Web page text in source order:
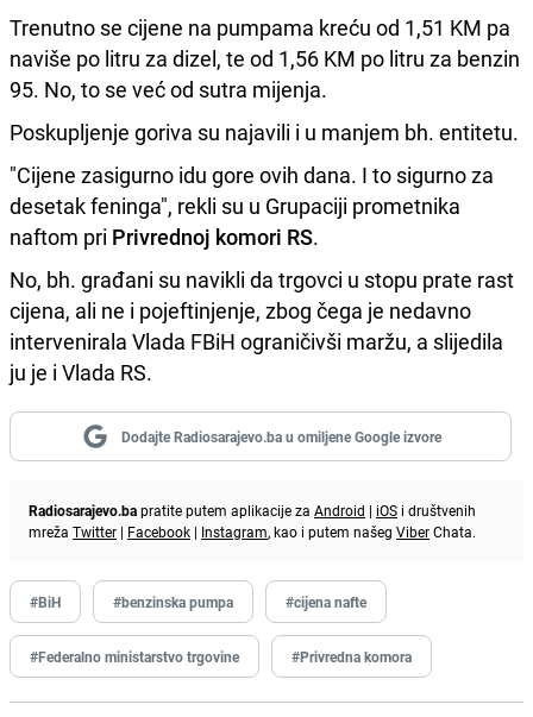
Trenutno se cijene na pumpama kreću od 1,51 KM pa
naviše po litru za dizel, te od 1,56 KM po litru za benzin
95. No, to se već od sutra mijenja.
Poskupljenje goriva su najavili i u manjem bh. entitetu.
"Cijene zasigurno idu gore ovih dana. I to sigurno za
desetak feninga", rekli su u Grupaciji prometnika
naftom pri Privrednoj komori RS.
No, bh. građani su navikli da trgovci u stopu prate rast
cijena, ali ne i pojeftinjenje, zbog čega je nedavno
intervenirala Vlada FBiH ograničivši maržu, a slijedila
ju je i Vlada RS.
Dodajte Radiosarajevo.ba u omiljene Google izvore
Radiosarajevo.bapratite putem aplikacije za Android | iOS i društvenih
mreža Twitter | Facebook | Instagram, kao i putem našeg ViberChata.
#BiH #benzinska pumpa #cijena nafte
#Federalno ministarstvo trgovine #Privredna komora